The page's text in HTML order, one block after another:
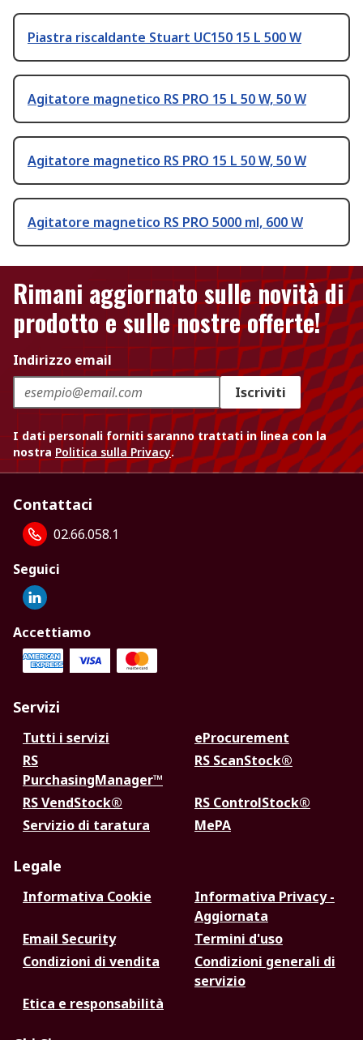
Piastra riscaldante Stuart UC150 15 L 500 W
Agitatore magnetico RS PRO 15 L 50 W, 50 W
Agitatore magnetico RS PRO 15 L 50 W, 50 W
Agitatore magnetico RS PRO 5000 ml, 600 W
Rimani aggiornato sulle novità di
prodotto e sulle nostre offerte!
Indirizzo email
Iscriviti
I dati personali forniti saranno trattati in linea con la
nostra Politica sulla Privacy.
Contattaci
02.66.058.1
Seguici
Accettiamo
Servizi
Tutti i servizi
eProcurement
RS
PurchasingManager™
RS ScanStock®
RS VendStock®
RS ControlStock®
Servizio di taratura
MePA
Legale
Informativa Cookie
Informativa Privacy -
Aggiornata
Email Security
Termini d'uso
Condizioni di vendita
Condizioni generali di
servizio
Etica e responsabilità